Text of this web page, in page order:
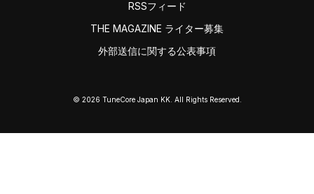
RSSフィード
THE MAGAZINE ライター募集
外部送信に関する公表事項
© 2026 TuneCore Japan KK. All Rights Reserved.